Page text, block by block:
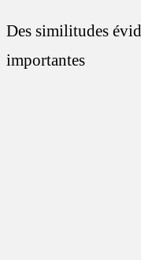
Des similitudes
importantes